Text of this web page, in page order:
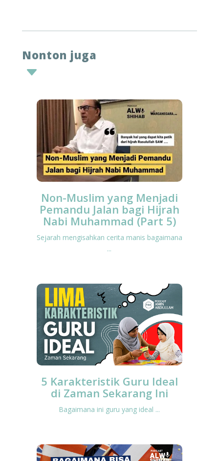
Nonton juga
C
Non-Muslim yang Menjadi
Pemandu Jalan bagi Hijrah
Nabi Muhammad (Part 5)
Sejarah mengisahkan cerita manis bagaimana
...
5 Karakteristik Guru Ideal
di Zaman Sekarang Ini
Bagaimana ini guru yang ideal ...